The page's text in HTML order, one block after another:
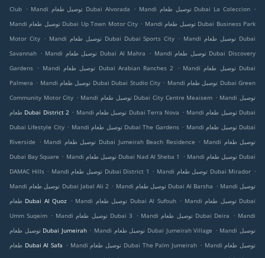
Club . Mandi توصيل طعام Dubai Alvorada . Mandi توصيل طعام Dubai La Coleccion .
Mandi توصيل طعام Dubai Up Town Motor City . Mandi توصيل طعام Dubai Business Park
Motor City . Mandi توصيل طعام Dubai Dubai Sports City . Mandi توصيل طعام Dubai
Savannah . Mandi توصيل طعام Dubai Al Mahra . Mandi توصيل طعام Dubai Discovery
Gardens . Mandi توصيل طعام Dubai Arabian Ranches 2 . Mandi توصيل طعام Dubai
Palmera . Mandi توصيل طعام Dubai Dubai Studio City . Mandi توصيل طعام Dubai Green
Community Motor City . Mandi توصيل طعام Dubai City Centre Meaisem . Mandi توصيل
طعام Dubai District 2 . Mandi توصيل طعام Dubai Terra Nova . Mandi توصيل طعام Dubai
Dubai Lifestyle City . Mandi توصيل طعام Dubai The Gardens . Mandi توصيل طعام Dubai
Riverside
. Mandi توصيل طعام Dubai Jumeirah Beach Residence . Mandi توصيل طعام
Dubai Bay Square . Mandi توصيل طعام Dubai Nad Al Sheba 1 . Mandi توصيل طعام Dubai
DAMAC Hills . Mandi توصيل طعام Dubai District 1 . Mandi توصيل طعام Dubai Mirador .
Mandi توصيل طعام Dubai Jabal Ali 2 . Mandi توصيل طعام Dubai Al Barsha . Mandi توصيل
طعام Dubai Al Quoz . Mandi توصيل طعام Dubai Al Sufouh . Mandi توصيل طعام Dubai
Umm Suqeim . Mandi توصيل طعام Dubai 3 . Mandi توصيل طعام Dubai Deira . Mandi
توصيل طعام Dubai Jumeirah . Mandi توصيل طعام Dubai Jumeirah Village . Mandi توصيل
طعام Dubai Al Safa . Mandi توصيل طعام Dubai The Palm Jumeirah . Mandi توصيل طعام